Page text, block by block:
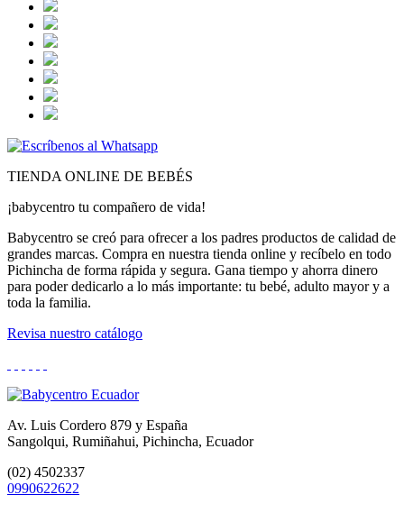
TIENDA ONLINE DE BEBÉS
¡babycentro tu compañero de vida!
Babycentro se creó para ofrecer a los padres productos de calidad de
grandes marcas. Compra en nuestra tienda online y recíbelo en todo
Pichincha de forma rápida y segura. Gana tiempo y ahorra dinero
para poder dedicarlo a lo más importante: tu bebé, adulto mayor y a
toda la familia.
Revisa nuestro catálogo
Av. Luis Cordero 879 y España
Sangolqui, Rumiñahui, Pichincha, Ecuador
(02) 4502337
0990622622